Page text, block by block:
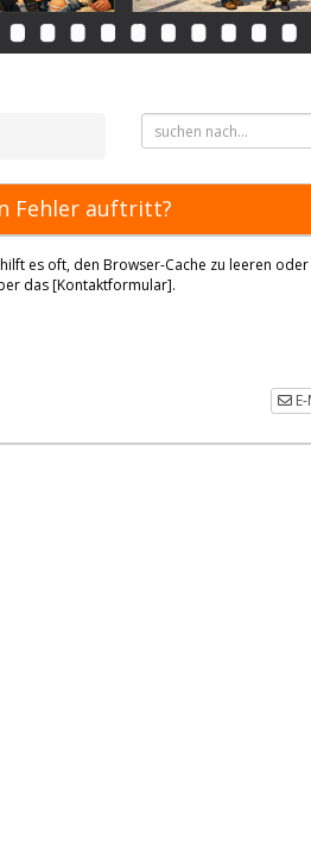
Fehler auftritt?
es oft, den Browser-Cache zu leeren oder
das [Kontaktformular].